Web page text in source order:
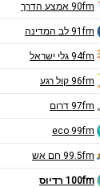
90fm אמצע הדרך
91fm לב המדינה
94fm גלי ישראל
96fm קול רגע
97fm דרום
eco 99fm
99.5fm חם אש
100fm רדיוס